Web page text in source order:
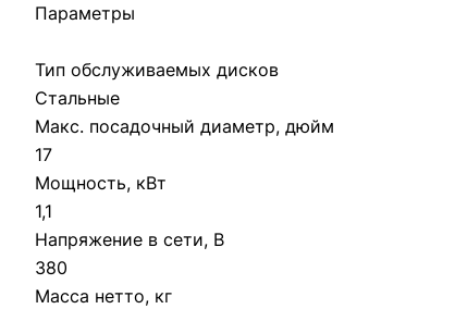
Параметры
Тип обслуживаемых дисков
Стальные
Макс. посадочный диаметр, дюйм
17
Мощность, кВт
1,1
Напряжение в сети, В
380
Масса нетто, кг